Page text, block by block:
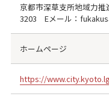
京都市深草支所地域力
3203 Eメール：
ホームページ
https://